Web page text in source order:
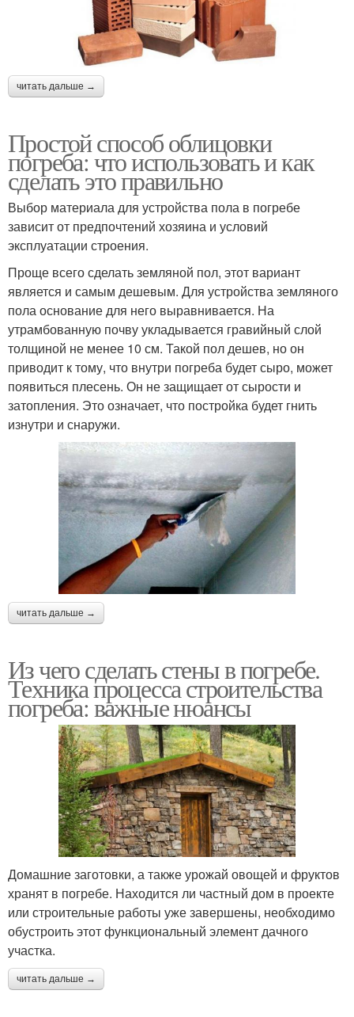
читать дальше →
Простой способ облицовки
погреба: что использовать и как
сделать это правильно
Выбор материала для устройства пола в погребе
зависит от предпочтений хозяина и условий
эксплуатации строения.
Проще всего сделать земляной пол, этот вариант
является и самым дешевым. Для устройства земляного
пола основание для него выравнивается. На
утрамбованную почву укладывается гравийный слой
толщиной не менее 10 см. Такой пол дешев, но он
приводит к тому, что внутри погреба будет сыро, может
появиться плесень. Он не защищает от сырости и
затопления. Это означает, что постройка будет гнить
изнутри и снаружи.
читать дальше →
Из чего сделать стены в погребе.
Техника процесса строительства
погреба: важные нюансы
Домашние заготовки, а также урожай овощей и фруктов
хранят в погребе. Находится ли частный дом в проекте
или строительные работы уже завершены, необходимо
обустроить этот функциональный элемент дачного
участка.
читать дальше →